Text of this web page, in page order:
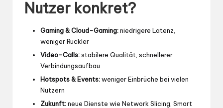
Nutzer konkret?
Gaming & Cloud-Gaming:niedrigere Latenz,
weniger Ruckler
Video-Calls:stabilere Qualität, schnellerer
Verbindungsaufbau
Hotspots & Events:weniger Einbrüche bei vielen
Nutzern
Zukunft:neue Dienste wie Network Slicing, Smart